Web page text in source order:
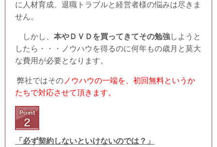
に人材育成、退職トラブルと経営者様の悩みは尽きま
せん。
しかし、 本やＤＶＤを買ってきてその勉強しようと
したら・・・ノウハウを得るのに何年もの歳月と莫大
な費用が必要となります。
弊社ではその ノウハウの一端を、初回無料というか
たちで対応させて頂きます。
「必ず契約しないといけないのでは？」